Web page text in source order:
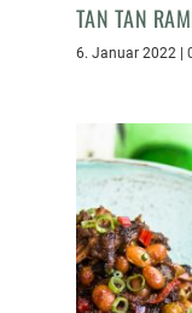
TAN TAN
6. Januar 2022 |